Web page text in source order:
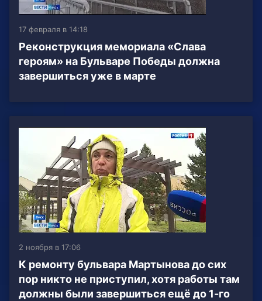
17 февраля в 14:18
Реконструкция мемориала «Слава
героям» на Бульваре Победы должна
завершиться уже в марте
2 ноября в 17:06
К ремонту бульвара Мартынова до сих
пор никто не приступил, хотя работы там
должны были завершиться ещё до 1-го